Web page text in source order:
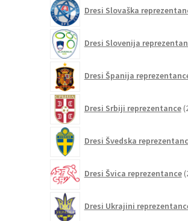
Dresi Slovaška
Dresi Slovenija
Dresi Španija
Dresi Srbiji reprezentance
Dresi Švedska
Dresi Švica reprezentance
Dresi Ukrajini